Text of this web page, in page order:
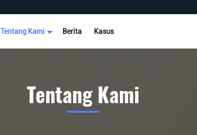
Tentang Kami Berita Kasus
Tentang Kami